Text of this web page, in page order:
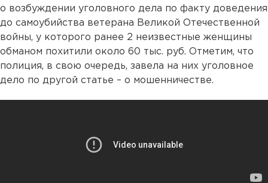
о возбуждении уголовного дела по факту доведения
до самоубийства ветерана Великой Отечественной
войны, у которого ранее 2 неизвестные женщины
обманом похитили около 60 тыс. руб. Отметим, что
полиция, в свою очередь, завела на них уголовное
дело по другой статье – о мошенничестве.